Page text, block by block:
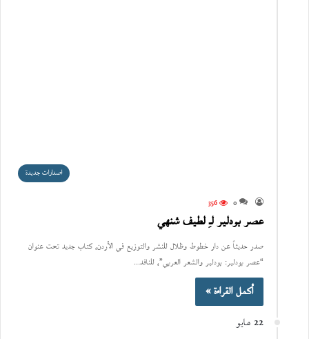
اصدارات جديدة
0
356
عصر بودلير لـِ لطيف شنهي
صدر حديثاً عن دار خطوط وظلال للنشر والتوزيع في الأردن، كتاب جديد تحت عنوان
“عصر بودلير: بودلير والشعر العربي”، للناقد…
أكمل القراءة »
22 مايو